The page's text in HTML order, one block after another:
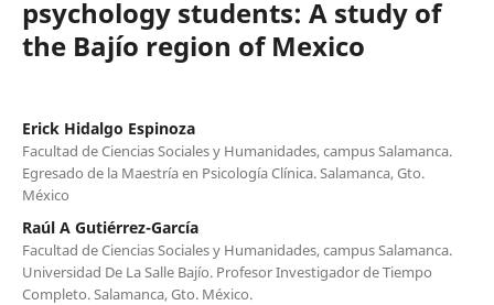
psychology students: A study of
the Bajío region of Mexico
Erick Hidalgo Espinoza
Facultad de Ciencias Sociales y Humanidades, campus Salamanca.
Egresado de la Maestría en Psicología Clínica. Salamanca, Gto.
México
Raúl A Gutiérrez-García
Facultad de Ciencias Sociales y Humanidades, campus Salamanca.
Universidad De La Salle Bajío. Profesor Investigador de Tiempo
Completo. Salamanca, Gto. México.